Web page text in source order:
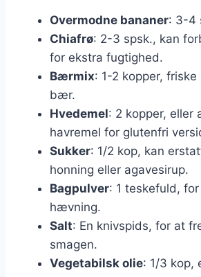
Overmodne bananer: 3-4
Chiafrø: 2-3 spsk., kan
for ekstra fugtighed.
Bærmix: 1-2 kopper,
bær.
Hvedemel: 2 kopper, eller
havremel for glutenfri
Sukker: 1/2 kop, kan
honning eller agavesirup.
Bagpulver: 1 teskefuld,
hævning.
Salt: En knivspids, for at
smagen.
Vegetabilsk olie: 1/3 kop,